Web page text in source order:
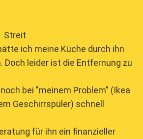
Streit
ich meine Küche durch ihn
Doch leider ist die Entfernung zu
bei "meinem Problem" (Ikea
Geschirrspüler) schnell
für ihn ein finanzieller